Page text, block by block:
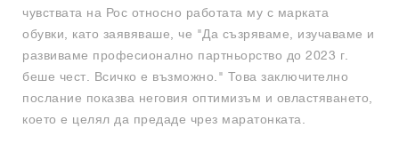
чувствата на Рос относно работата му с марката
обувки, като заявяваше, че "Да съзряваме, изучаваме и
развиваме професионално партньорство до 2023 г.
беше чест. Всичко е възможно." Това заключително
послание показва неговия оптимизъм и овластяването,
което е целял да предаде чрез маратонката.